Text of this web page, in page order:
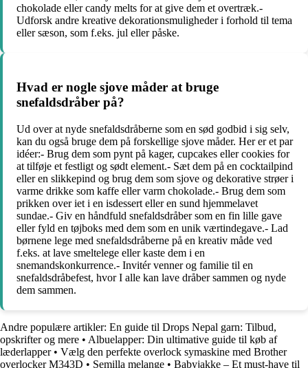
chokolade eller candy melts for at give dem et overtræk.-
Udforsk andre kreative dekorationsmuligheder i forhold til tema
eller sæson, som f.eks. jul eller påske.
Hvad er nogle sjove måder at bruge
snefaldsdråber på?
Ud over at nyde snefaldsdråberne som en sød godbid i sig selv,
kan du også bruge dem på forskellige sjove måder. Her er et par
idéer:- Brug dem som pynt på kager, cupcakes eller cookies for
at tilføje et festligt og sødt element.- Sæt dem på en cocktailpind
eller en slikkepind og brug dem som sjove og dekorative strøer i
varme drikke som kaffe eller varm chokolade.- Brug dem som
prikken over iet i en isdessert eller en sund hjemmelavet
sundae.- Giv en håndfuld snefaldsdråber som en fin lille gave
eller fyld en tøjboks med dem som en unik værtindegave.- Lad
børnene lege med snefaldsdråberne på en kreativ måde ved
f.eks. at lave smeltelege eller kaste dem i en
snemandskonkurrence.- Invitér venner og familie til en
snefaldsdråbefest, hvor I alle kan lave dråber sammen og nyde
dem sammen.
Andre populære artikler: En guide til Drops Nepal garn: Tilbud,
opskrifter og mere • Albuelapper: Din ultimative guide til køb af
læderlapper• Vælg den perfekte overlock symaskine med Brother
overlocker M343D • Semilla melange • Babyjakke – Et must-have til